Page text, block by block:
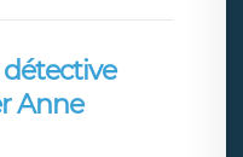
détective
Anne